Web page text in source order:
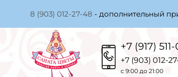
content
8 (903) 012-27-48 - дополнительный
+7 (917)
+7 (903) 012-
с 9:00 до 21:00